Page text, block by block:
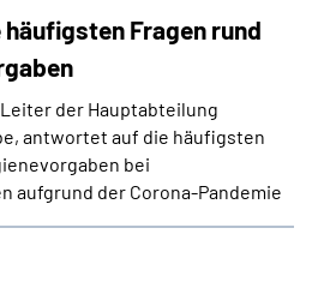
Fragen rund
der Hauptabteilung
antwortet auf die häufigsten
bei
aufgrund der Corona-Pandemie